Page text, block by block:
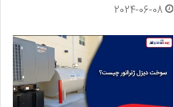
2024-06-08